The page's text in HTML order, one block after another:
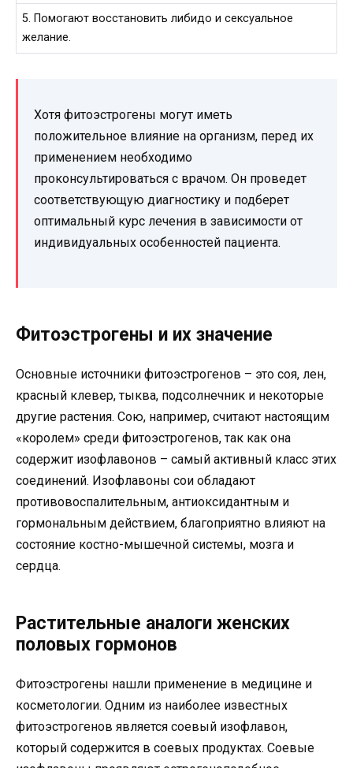
5. Помогают восстановить либидо и сексуальное
желание.
Хотя фитоэстрогены могут иметь
положительное влияние на организм, перед их
применением необходимо
проконсультироваться с врачом. Он проведет
соответствующую диагностику и подберет
оптимальный курс лечения в зависимости от
индивидуальных особенностей пациента.
Фитоэстрогены и их значение
Основные источники фитоэстрогенов – это соя, лен,
красный клевер, тыква, подсолнечник и некоторые
другие растения. Сою, например, считают настоящим
«королем» среди фитоэстрогенов, так как она
содержит изофлавонов – самый активный класс этих
соединений. Изофлавоны сои обладают
противовоспалительным, антиоксидантным и
гормональным действием, благоприятно влияют на
состояние костно-мышечной системы, мозга и
сердца.
Растительные аналоги женских
половых гормонов
Фитоэстрогены нашли применение в медицине и
косметологии. Одним из наиболее известных
фитоэстрогенов является соевый изофлавон,
который содержится в соевых продуктах. Соевые